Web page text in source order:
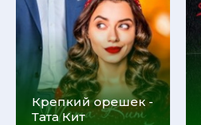
Крепкий орешек -
Тата Кит